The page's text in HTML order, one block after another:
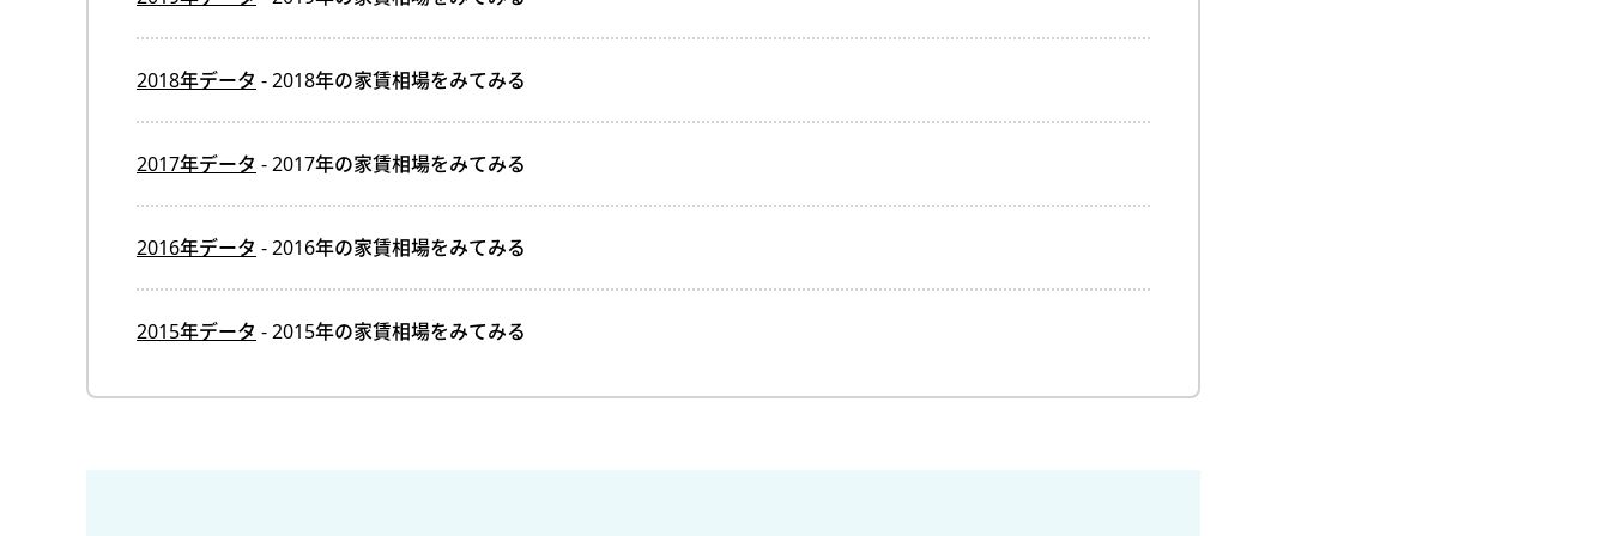
2018年データ - 2018年の家賃相場をみてみる
2017年データ - 2017年の家賃相場をみてみる
2016年データ - 2016年の家賃相場をみてみる
2015年データ - 2015年の家賃相場をみてみる